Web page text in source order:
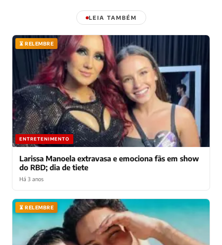
LEIA TAMBÉM
⏳ RELEMBRE
ENTRETENIMENTO
Larissa Manoela extravasa e emociona fãs em show
do RBD; dia de tiete
Há 3 anos
⏳ RELEMBRE